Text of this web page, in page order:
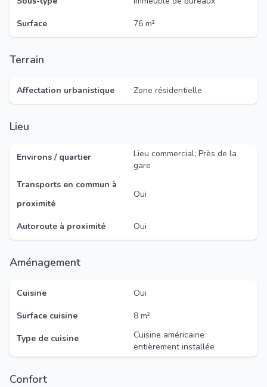
Surface
76 m²
Terrain
Affectation urbanistique Zone résidentielle
Lieu
Environs / quartier
Lieu commercial; Près de la
gare
Transports en commun à
proximité
Oui
Autoroute à proximité Oui
Aménagement
Cuisine
Oui
Surface cuisine
8 m²
Type de cuisine
Cuisine américaine
entièrement installée
Confort